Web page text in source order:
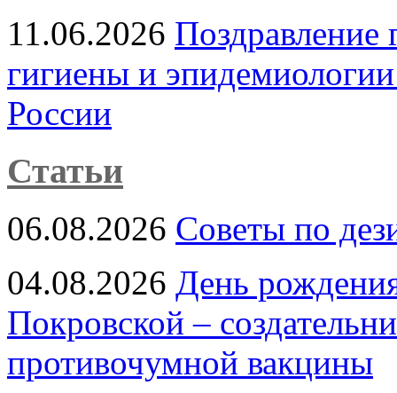
11.06.2026 Поздравление
гигиены и
России
Статьи
06.08.2026 Советы по
04.08.2026 День
Покровской –
противочумной вакцины